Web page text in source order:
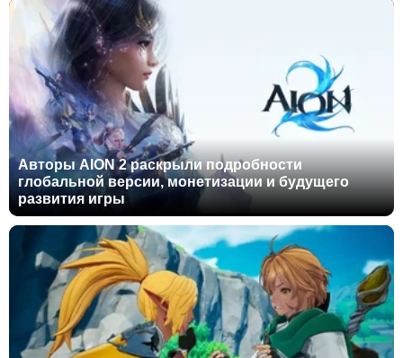
Авторы AION 2 раскрыли подробности
глобальной версии, монетизации и будущего
развития игры